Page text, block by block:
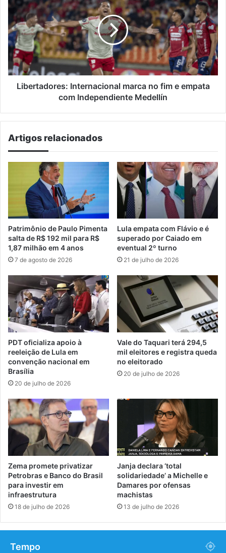
marca
no
fim
e
empata
com
Independiente
Medellín
Libertadores: Internacional marca no fim e empata
com Independiente Medellín
Artigos relacionados
Patrimônio de Paulo Pimenta
salta de R$ 192 mil para R$
1,87 milhão em 4 anos
7 de agosto de 2026
Lula empata com Flávio e é
superado por Caiado em
eventual 2º turno
21 de julho de 2026
PDT oficializa apoio à
reeleição de Lula em
convenção nacional em
Brasília
20 de julho de 2026
Vale do Taquari terá 294,5
mil eleitores e registra queda
no eleitorado
20 de julho de 2026
Zema promete privatizar
Petrobras e Banco do Brasil
para investir em
infraestrutura
18 de julho de 2026
Janja declara ‘total
solidariedade’ a Michelle e
Damares por ofensas
machistas
13 de julho de 2026
Tempo